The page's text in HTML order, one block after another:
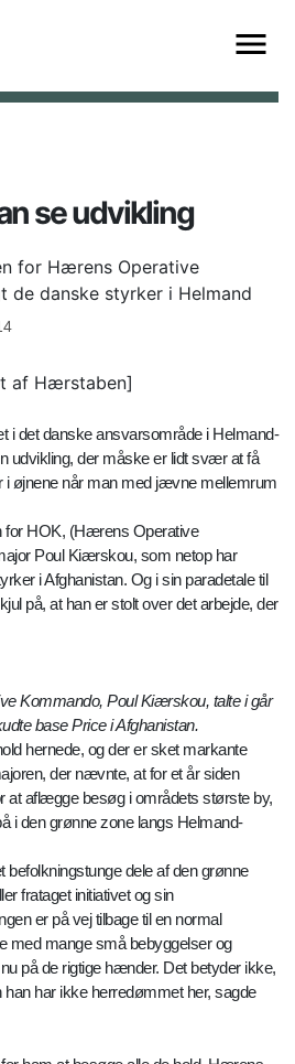
se udvikling
for Hærens Operative
de danske styrker i Helmand
af Hærstaben]
i det danske ansvarsområde i Helmand-
udvikling, der måske er lidt svær at få
i øjnene når man med jævne mellemrum
for HOK, (Hærens Operative
Poul Kiærskou, som netop har
i Afghanistan. Og i sin paradetale til
på, at han er stolt over det arbejde, der
Kommando, Poul Kiærskou, talte i går
base Price i Afghanistan.
hernede, og der er sket markante
der nævnte, at for et år siden
at aflægge besøg i områdets største by,
i den grønne zone langs Helmand-
befolkningstunge dele af den grønne
frataget initiativet og sin
er på vej tilbage til en normal
med mange små bebyggelser og
på de rigtige hænder. Det betyder ikke,
har ikke herredømmet her, sagde